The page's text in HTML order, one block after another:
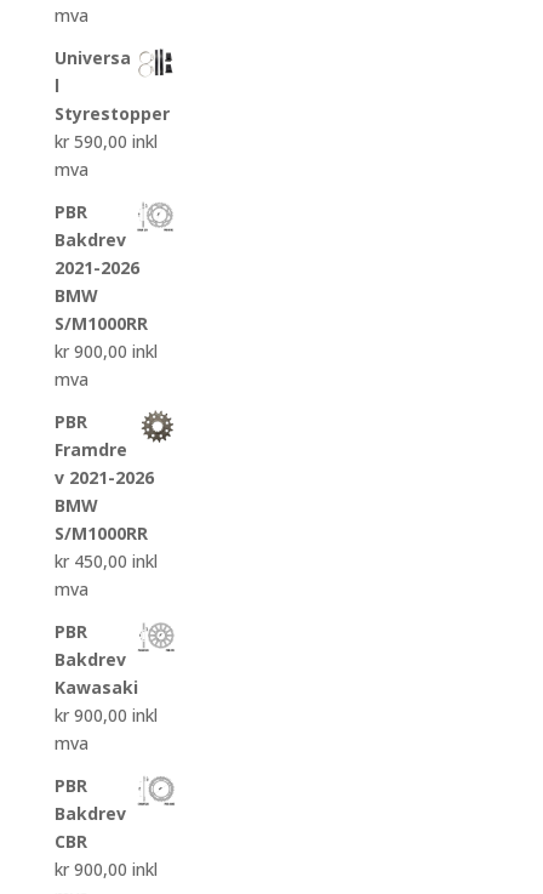
pris
kr 4.450,00.kr 3.200,00.
mva
Universa
l
Styrestopper
kr590,00 inkl
mva
PBR
Bakdrev
2021-2026
BMW
S/M1000RR
kr900,00 inkl
mva
PBR
Framdre
v 2021-2026
BMW
S/M1000RR
kr450,00 inkl
mva
PBR
Bakdrev
Kawasaki
kr900,00 inkl
mva
PBR
Bakdrev
CBR
kr900,00 inkl